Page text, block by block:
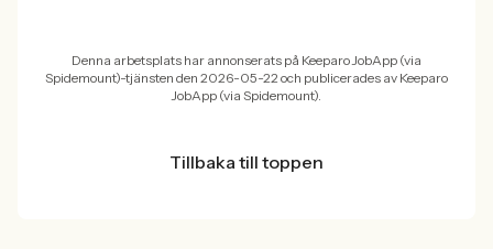
Denna arbetsplats har annonserats på Keeparo JobApp (via
Spidemount)-tjänsten den 2026-05-22 och publicerades av Keeparo
JobApp (via Spidemount).
Tillbaka till toppen